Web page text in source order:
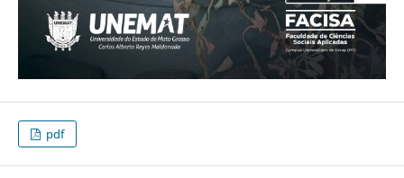
pdf